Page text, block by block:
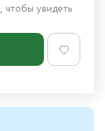
, чтобы увидеть